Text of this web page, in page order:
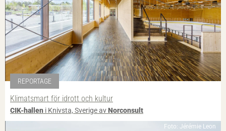
REPORTAGE
Klimatsmart för idrott och kultur
CIK-hallen i Knivsta, Sverige avNorconsult
Foto: Jérémie Leon